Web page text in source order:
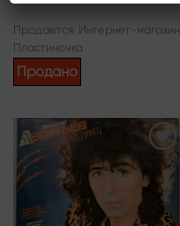
Продается: Интернет-магазин
Пластиночка
Продано
Add to
wishlist